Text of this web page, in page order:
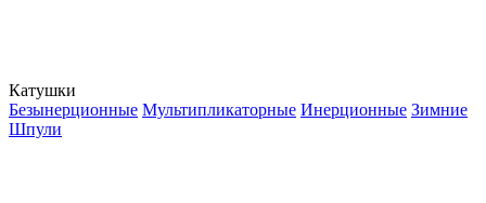
Катушки
Безынерционные Мультипликаторные Инерционные Зимние
Шпули